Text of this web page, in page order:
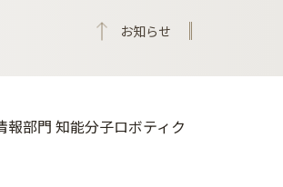
お知らせ
部門 知能分子ロボティク